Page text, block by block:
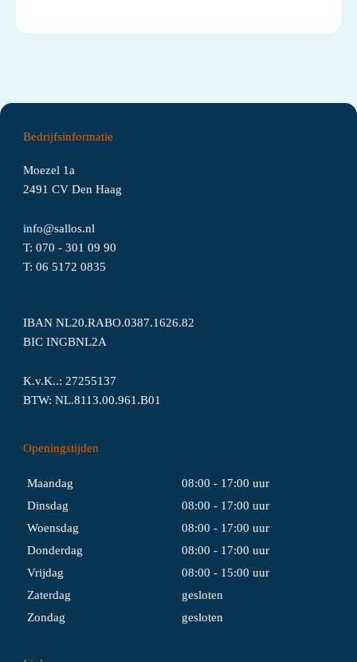
Bedrijfsinformatie
Moezel 1a
2491 CV Den Haag
info@sallos.nl
T:070 - 301 09 90
T:0651720835
IBAN NL20.RABO.0387.1626.82
BIC INGBNL2A
K.v.K..: 27255137
BTW: NL.8113.00.961.B01
Openingstijden
Maandag
08:00 - 17:00 uur
Dinsdag
08:00 - 17:00 uur
Woensdag
08:00 - 17:00 uur
Donderdag
08:00 - 17:00 uur
Vrijdag
08:00 - 15:00 uur
Zaterdag
gesloten
Zondag
gesloten